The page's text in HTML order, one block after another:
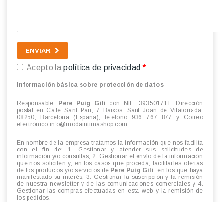
ENVIAR
Acepto lapolítica de privacidad *
Información básica sobre protección de datos
Responsable: Pere Puig Gili
con NIF: 39350171T, Dirección
postal en Calle Sant Pau, 7 Baixos, Sant Joan de Vilatorrada,
08250, Barcelona (España), teléfono 936 767 877 y Correo
electrónico info@modaintimashop.com
En nombre de la empresa tratamos la información que nos facilita
con el fin de: 1. Gestionar y atender sus solicitudes de
información y/o consultas, 2. Gestionar el envío de la información
que nos soliciten y, en los casos que proceda, facilitarles ofertas
de los productos y/o servicios de Pere Puig Gili
en los que haya
manifestado su interés, 3. Gestionar la suscripción y la remisión
de nuestra newsletter y de las comunicaciones comerciales y 4.
Gestionar las compras efectuadas en esta web y la remisión de
los pedidos.